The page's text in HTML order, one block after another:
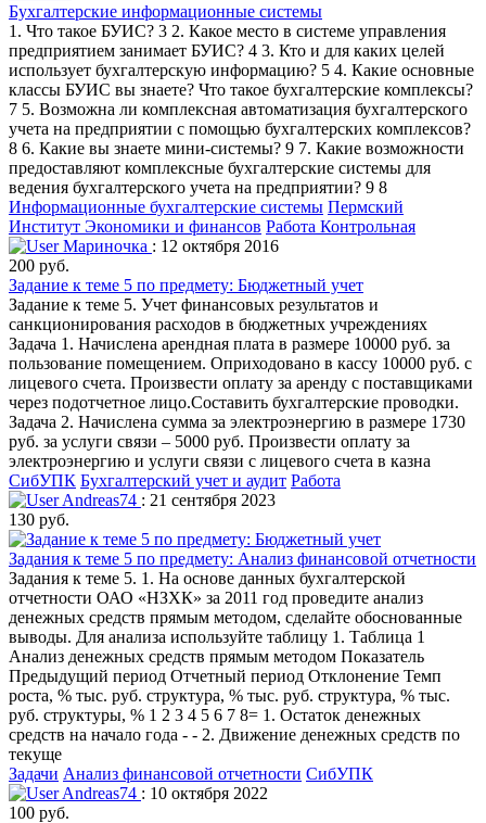
Бухгалтерские информационные системы
1. Что такое БУИС? 3 2. Какое место в системе управления
предприятием занимает БУИС? 4 3. Кто и для каких целей
использует бухгалтерскую информацию? 5 4. Какие основные
классы БУИС вы знаете? Что такое бухгалтерские комплексы?
7 5. Возможна ли комплексная автоматизация бухгалтерского
учета на предприятии с помощью бухгалтерских комплексов?
8 6. Какие вы знаете мини-системы? 9 7. Какие возможности
предоставляют комплексные бухгалтерские системы для
ведения бухгалтерского учета на предприятии? 9 8
Информационные бухгалтерские системы Пермский
Институт Экономики и финансов Работа Контрольная
Мариночка : 12 октября 2016
200 руб.
Задание к теме 5 по предмету: Бюджетный учет
Задание к теме 5. Учет финансовых результатов и
санкционирования расходов в бюджетных учреждениях
Задача 1. Начислена арендная плата в размере 10000 руб. за
пользование помещением. Оприходовано в кассу 10000 руб. с
лицевого счета. Произвести оплату за аренду с поставщиками
через подотчетное лицо.Составить бухгалтерские проводки.
Задача 2. Начислена сумма за электроэнергию в размере 1730
руб. за услуги связи – 5000 руб. Произвести оплату за
электроэнергию и услуги связи с лицевого счета в казна
СибУПК Бухгалтерский учет и аудит Работа
Andreas74 : 21 сентября 2023
130 руб.
Задания к теме 5 по предмету: Анализ финансовой отчетности
Задания к теме 5. 1. На основе данных бухгалтерской
отчетности ОАО «НЗХК» за 2011 год проведите анализ
денежных средств прямым методом, сделайте обоснованные
выводы. Для анализа используйте таблицу 1. Таблица 1
Анализ денежных средств прямым методом Показатель
Предыдущий период Отчетный период Отклонение Темп
роста, % тыс. руб. структура, % тыс. руб. структура, % тыс.
руб. структуры, % 1 2 3 4 5 6 7 8= 1. Остаток денежных
средств на начало года - - 2. Движение денежных средств по
текуще
Задачи Анализ финансовой отчетности СибУПК
Andreas74 : 10 октября 2022
100 руб.